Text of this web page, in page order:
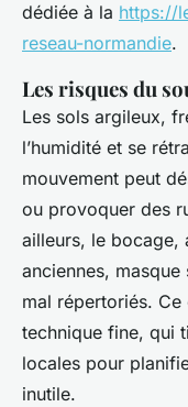
dédiée à la https://
reseau-normandie.
Les risques du
Les sols argileux,
l’humidité et se
mouvement peut
ou provoquer des
ailleurs, le bocage,
anciennes,
mal répertoriés.
technique fine, qui
locales pour
inutile.